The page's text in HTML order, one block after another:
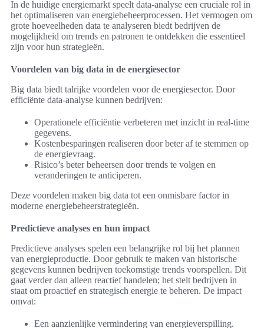
In de huidige energiemarkt speelt data-analyse een cruciale rol in
het optimaliseren van energiebeheerprocessen. Het vermogen om
grote hoeveelheden data te analyseren biedt bedrijven de
mogelijkheid om trends en patronen te ontdekken die essentieel
zijn voor hun strategieën.
Voordelen van big data in de energiesector
Big data biedt talrijke voordelen voor de energiesector. Door
efficiënte data-analyse kunnen bedrijven:
Operationele efficiëntie verbeteren met inzicht in real-time
gegevens.
Kostenbesparingen realiseren door beter af te stemmen op
de energievraag.
Risico’s beter beheersen door trends te volgen en
veranderingen te anticiperen.
Deze voordelen maken big data tot een onmisbare factor in
moderne energiebeheerstrategieën.
Predictieve analyses en hun impact
Predictieve analyses spelen een belangrijke rol bij het plannen
van energieproductie. Door gebruik te maken van historische
gegevens kunnen bedrijven toekomstige trends voorspellen. Dit
gaat verder dan alleen reactief handelen; het stelt bedrijven in
staat om proactief en strategisch energie te beheren. De impact
omvat:
Een aanzienlijke vermindering van energieverspilling.